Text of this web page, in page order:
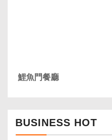
鯉魚門餐廳
BUSINESS HOT